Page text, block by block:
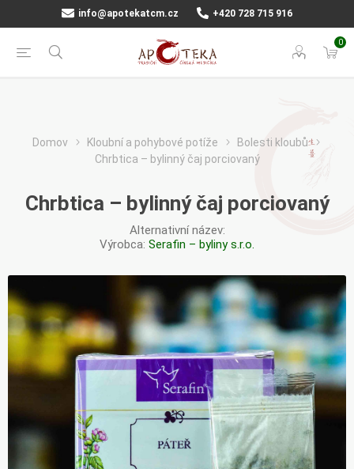
info@apotekatcm.cz +420 728 715 916
0
Domov Kloubní a pohybové potíže
Bolesti kloubů
Chrbtica – bylinný čaj porciovaný
Chrbtica – bylinný čaj porciovaný
Alternativní název:
Výrobca: Serafin – byliny s.r.o.